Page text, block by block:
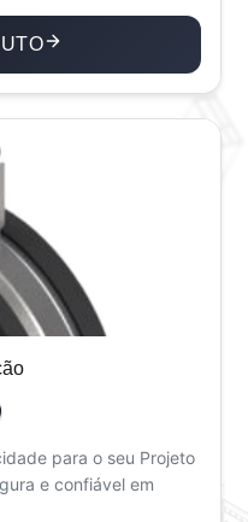
para o seu Projeto
e confiável em